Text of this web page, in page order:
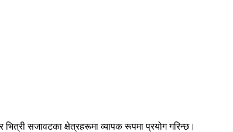
सजावटका क्षेत्रहरूमा व्यापक रूपमा प्रयोग गरिन्छ।